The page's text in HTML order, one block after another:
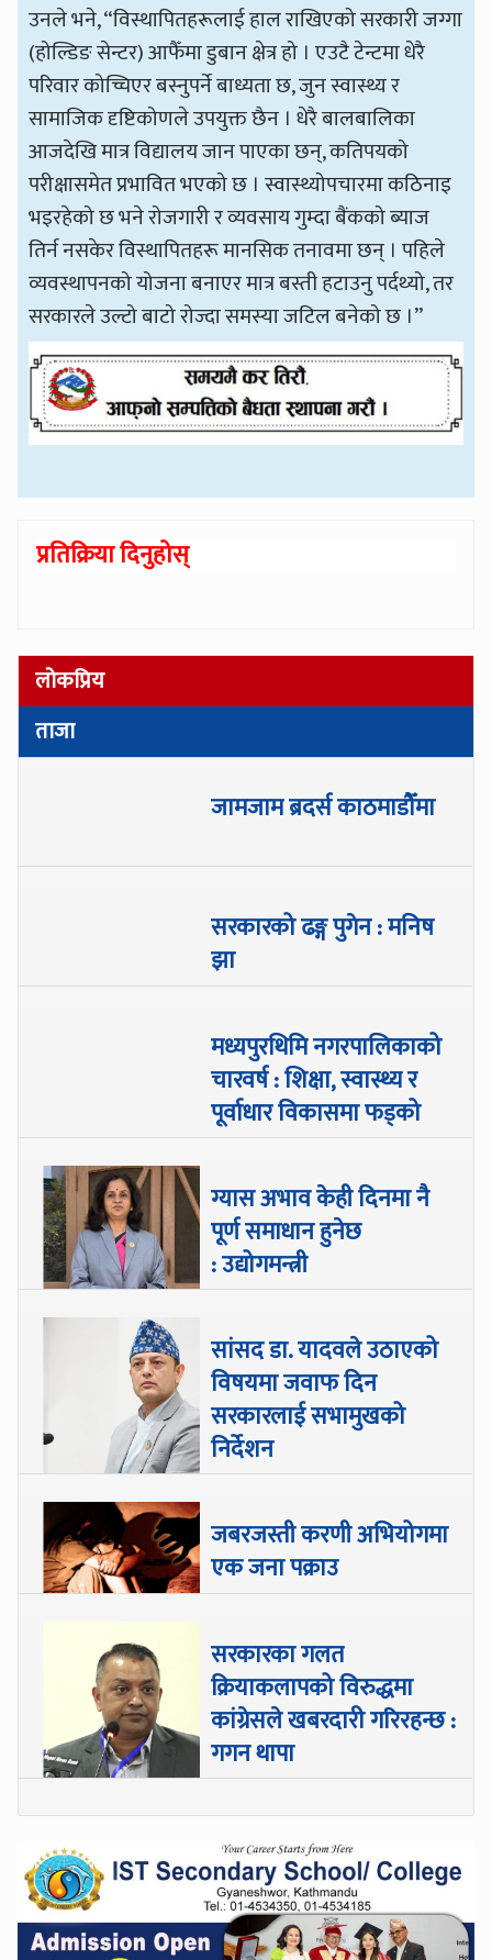
उनले भने, “विस्थापितहरूलाई हाल राखिएको सरकारी जग्गा
(होल्डिङ सेन्टर) आफैँमा डुबान क्षेत्र हो । एउटै टेन्टमा धेरै
परिवार कोच्चिएर बस्नुपर्ने बाध्यता छ, जुन स्वास्थ्य र
सामाजिक दृष्टिकोणले उपयुक्त छैन । धेरै बालबालिका
आजदेखि मात्र विद्यालय जान पाएका छन्, कतिपयको
परीक्षासमेत प्रभावित भएको छ । स्वास्थ्योपचारमा कठिनाइ
भइरहेको छ भने रोजगारी र व्यवसाय गुम्दा बैंकको ब्याज
तिर्न नसकेर विस्थापितहरू मानसिक तनावमा छन् । पहिले
व्यवस्थापनको योजना बनाएर मात्र बस्ती हटाउनु पर्दथ्यो, तर
सरकारले उल्टो बाटो रोज्दा समस्या जटिल बनेको छ ।”
प्रतिक्रिया दिनुहोस्
लोकप्रिय
ताजा
जामजाम ब्रदर्स काठमाडौँमा
सरकारको ढङ्ग पुगेन : मनिष
झा
मध्यपुरथिमि नगरपालिकाको
चारवर्ष : शिक्षा, स्वास्थ्य र
पूर्वाधार विकासमा फड्को
ग्यास अभाव केही दिनमा नै
पूर्ण समाधान हुनेछ
: उद्योगमन्त्री
सांसद डा‍‍. यादवले उठाएको
विषयमा जवाफ दिन
सरकारलाई सभामुखको
निर्देशन
जबरजस्ती करणी अभियोगमा
एक जना पक्राउ
सरकारका गलत
क्रियाकलापको विरुद्धमा
कांग्रेसले खबरदारी गरिरहन्छ :
गगन थापा